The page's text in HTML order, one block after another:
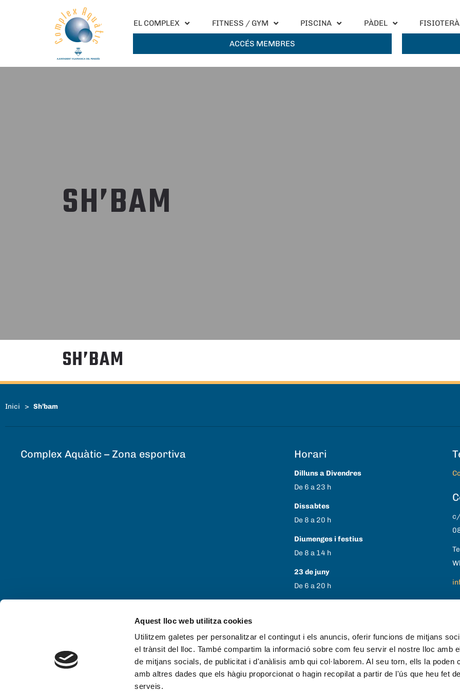
Aquest lloc web utilitza cookies
Utilitzem galetes per personalitzar el contingut i els anuncis, oferir funcions de mitjans
el trànsit del lloc. També compartim la informació sobre com feu servir el nostre lloc amb
de mitjans socials, de publicitat i d'anàlisis amb qui col·laborem. Al seu torn, ells la poden
amb altres dades que els hàgiu proporcionat o hagin recopilat a partir de l'ús que heu fet
serveis.
EL COMPLEX FITNESS / GYM PISCINA PÀDEL
ACCÉS MEMBRES
SH’BAM
SH’BAM
Inici > Sh’bam
Complex Aquàtic – Zona esportiva Horari
Dilluns a Divendres
De 6 a 23 h
Dissabtes
De 8 a 20 h
Diumenges i festius
De 8 a 14 h
23 de juny
De 6 a 20 h
25 i 26 de desembre
Tancat
c/